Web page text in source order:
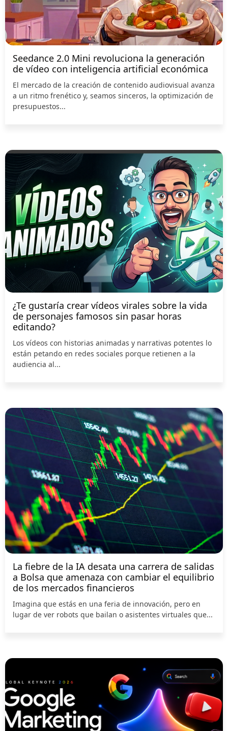
Seedance 2.0 Mini revoluciona la generación
de vídeo con inteligencia artificial económica
El mercado de la creación de contenido audiovisual avanza
a un ritmo frenético y, seamos sinceros, la optimización de
presupuestos...
¿Te gustaría crear vídeos virales sobre la vida
de personajes famosos sin pasar horas
editando?
Los vídeos con historias animadas y narrativas potentes lo
están petando en redes sociales porque retienen a la
audiencia al...
La fiebre de la IA desata una carrera de salidas
a Bolsa que amenaza con cambiar el equilibrio
de los mercados financieros
Imagina que estás en una feria de innovación, pero en
lugar de ver robots que bailan o asistentes virtuales que...